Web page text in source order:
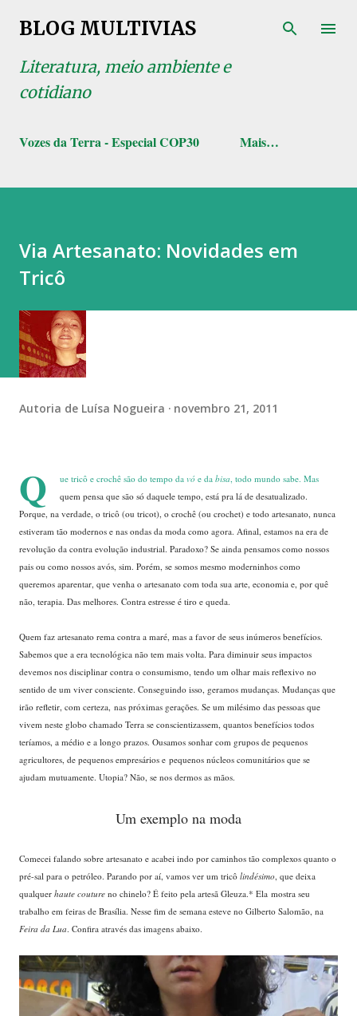
Pular para o conteúdo principal
BLOG MULTIVIAS
Literatura, meio ambiente e
cotidiano
Vozes da Terra - Especial COP30 Mais…
Via Artesanato: Novidades em
Tricô
Autoria de Luísa Nogueira novembro 21, 2011
Q ue tricô e crochê são do tempo da vó e da bisa, todo mundo sabe. Mas
quem pensa que são só daquele tempo, está pra lá de desatualizado.
Porque, na verdade, o tricô (ou tricot), o crochê (ou crochet) e todo artesanato, nunca
estiveram tão modernos e nas ondas da moda como agora. Afinal, estamos na era de
revolução da contra evolução industrial. Paradoxo? Se ainda pensamos como nossos
pais ou como nossos avós, sim. Porém, se somos mesmo moderninhos como
queremos aparentar, que venha o artesanato com toda sua arte, economia e, por quê
não, terapia. Das melhores. Contra estresse é tiro e queda.
Quem faz artesanato rema contra a maré, mas a favor de seus inúmeros benefícios.
Sabemos que a era tecnológica não tem mais volta. Para diminuir seus impactos
devemos nos disciplinar contra o consumismo, tendo um olhar mais reflexivo no
sentido de um viver consciente. Conseguindo isso, geramos mudanças. Mudanças que
irão refletir, com certeza, nas próximas gerações. Se um milésimo das pessoas que
vivem neste globo chamado Terra se conscientizassem, quantos benefícios todos
teríamos, a médio e a longo prazos. Ousamos sonhar com grupos de pequenos
agricultores, de pequenos empresários e pequenos núcleos comunitários que se
ajudam mutuamente. Utopia? Não, se nos dermos as mãos.
Um exemplo na moda
Comecei falando sobre artesanato e acabei indo por caminhos tão complexos quanto o
pré-sal para o petróleo. Parando por aí, vamos ver um tricô lindésimo, que deixa
qualquer haute couture no chinelo? É feito pela artesã Gleuza.* Ela mostra seu
trabalho em feiras de Brasília. Nesse fim de semana esteve no Gilberto Salomão, na
Feira da Lua. Confira através das imagens abaixo.